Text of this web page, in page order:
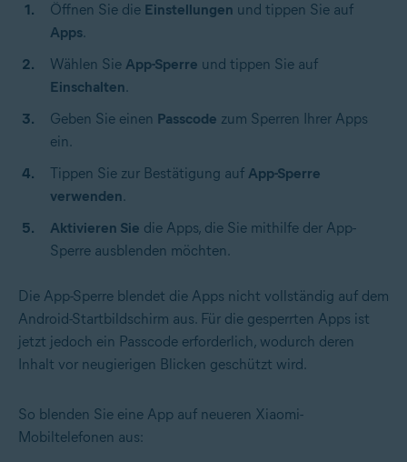
Öffnen Sie die Einstellungen und tippen Sie auf
Apps.
Wählen Sie App-Sperre und tippen Sie auf
Einschalten.
Geben Sie einen Passcode zum Sperren Ihrer Apps
ein.
Tippen Sie zur Bestätigung auf App-Sperre
verwenden.
Aktivieren Sie die Apps, die Sie mithilfe der App-
Sperre ausblenden möchten.
Die App-Sperre blendet die Apps nicht vollständig auf dem
Android-Startbildschirm aus. Für die gesperrten Apps ist
jetzt jedoch ein Passcode erforderlich, wodurch deren
Inhalt vor neugierigen Blicken geschützt wird.
So blenden Sie eine App auf neueren Xiaomi-
Mobiltelefonen aus: